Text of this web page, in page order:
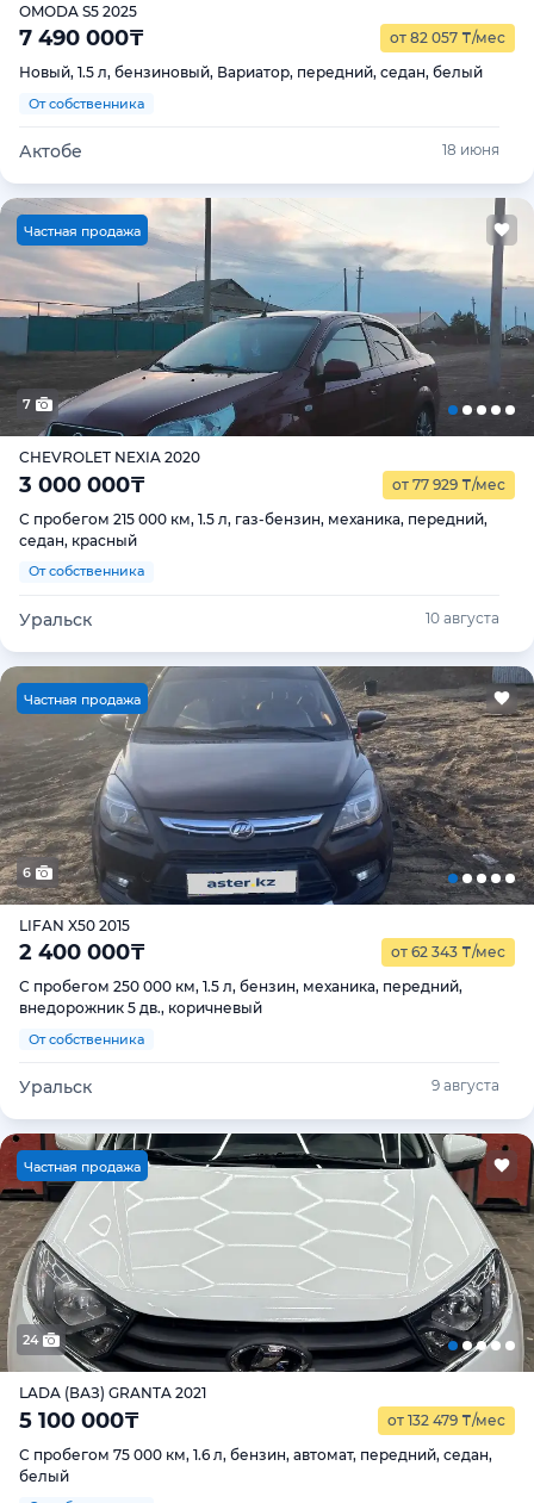
OMODA S5 2025
7 490 000₸ от 82 057 ₸/мес
Новый, 1.5 л, бензиновый, Вариатор, передний, седан, белый
От собственника
Актобе 18 июня
Частная продажа
7
CHEVROLET NEXIA 2020
3 000 000₸ от 77 929 ₸/мес
С пробегом 215 000 км, 1.5 л, газ-бензин, механика, передний,
седан, красный
От собственника
Уральск 10 августа
Частная продажа
6
LIFAN X50 2015
2 400 000₸ от 62 343 ₸/мес
С пробегом 250 000 км, 1.5 л, бензин, механика, передний,
внедорожник 5 дв., коричневый
От собственника
Уральск 9 августа
Частная продажа
24
LADA (ВАЗ) GRANTA 2021
5 100 000₸ от 132 479 ₸/мес
С пробегом 75 000 км, 1.6 л, бензин, автомат, передний, седан,
белый